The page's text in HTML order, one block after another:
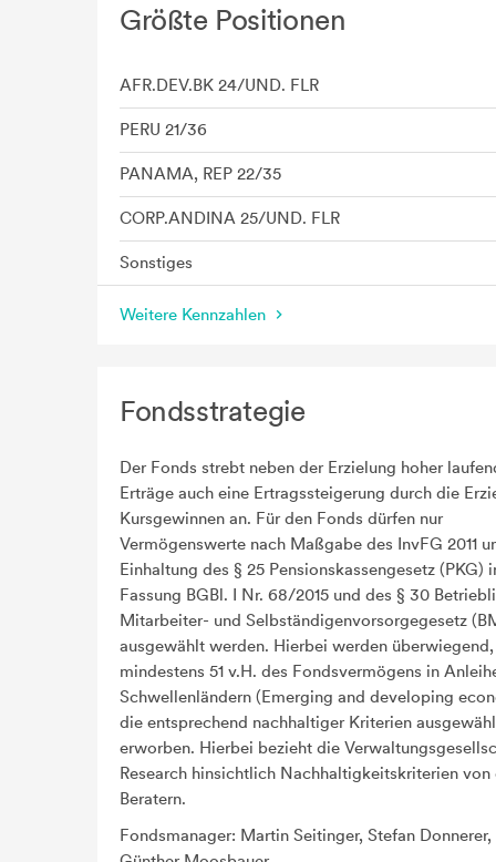
Größte Positionen
AFR.DEV.BK 24/UND. FLR
PERU 21/36
PANAMA, REP 22/35
CORP.ANDINA 25/UND. FLR
Sonstiges
Weitere Kennzahlen
Fondsstrategie
Der Fonds strebt neben der Erzielung hoher
Erträge auch eine Ertragssteigerung durch die
Kursgewinnen an. Für den Fonds dürfen nur
Vermögenswerte nach Maßgabe des InvFG 2011
Einhaltung des § 25 Pensionskassengesetz (PKG)
Fassung BGBl. I Nr. 68/2015 und des § 30
Mitarbeiter- und Selbständigenvorsorgegesetz
ausgewählt werden. Hierbei werden
mindestens 51 v.H. des Fondsvermögens in
Schwellenländern (Emerging and developing
die entsprechend nachhaltiger Kriterien
erworben. Hierbei bezieht die
Research hinsichtlich Nachhaltigkeitskriterien von
Beratern.
Fondsmanager: Martin Seitinger, Stefan